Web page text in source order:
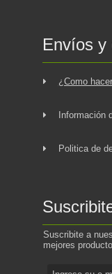
Envíos y
¿Como
Información
Politica de
Suscribite a
mejores